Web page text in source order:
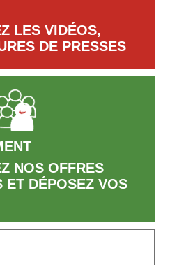
LES VIDÉOS,
DE PRESSES
NOS OFFRES
ET DÉPOSEZ VOS